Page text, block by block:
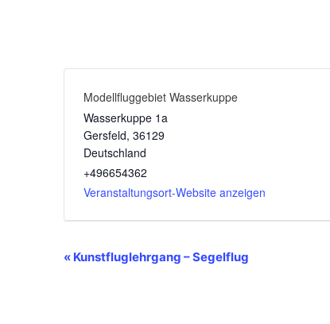
Modellfluggebiet Wasserkuppe
Wasserkuppe 1a
Gersfeld, 36129
Deutschland
+496654362
Veranstaltungsort-Website anzeigen
V
« Kunstfluglehrgang – Segelflug